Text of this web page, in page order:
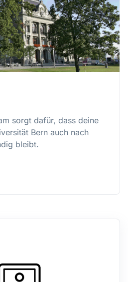
sorgt dafür, dass deine
Bern auch nach
bleibt.